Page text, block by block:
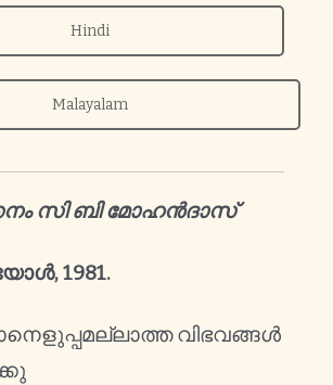
Hindi
Malayalam
സി ബി മോഹൻദാസ്
1981.
വിഭവങ്ങൾ